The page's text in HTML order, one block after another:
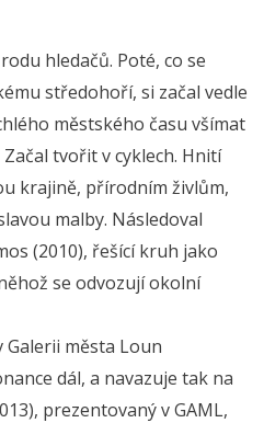
hledačů. Poté, co se
středohoří, si začal vedle
městského času všímat
tvořit v cyklech. Hnití
krajině, přírodním živlům,
malby. Následoval
(2010), řešící kruh jako
se odvozují okolní
Galerii města Loun
dál, a navazuje tak na
prezentovaný v GAML,